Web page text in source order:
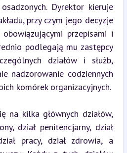
Dyrektor kieruje
przy czym jego decyzje
przepisami i
podlegają mu zastępcy
działów i służb,
nadzorowanie codziennych
komórek organizacyjnych.
na kilka głównych działów,
dział penitencjarny, dział
pracy, dział zdrowia, a